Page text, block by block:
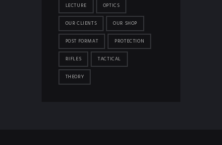
LECTURE OPTICS
OUR CLIENTS OUR SHOP
POST FORMAT PROTECTION
RIFLES TACTICAL
THEORY